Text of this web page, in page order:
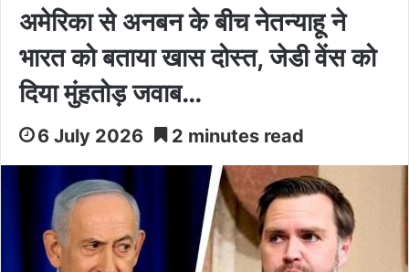
अमेरिका से अनबन के बीच नेतन्याहू ने
भारत को बताया खास दोस्त, जेडी वेंस को
दिया मुंहतोड़ जवाब…
6 July 2026 2 minutes read